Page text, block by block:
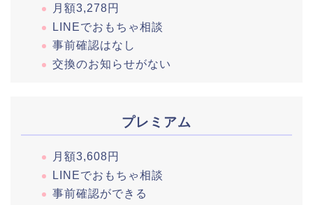
月額3,278円
LINEでおもちゃ相談
事前確認はなし
交換のお知らせがない
プレミアム
月額3,608円
LINEでおもちゃ相談
事前確認ができる